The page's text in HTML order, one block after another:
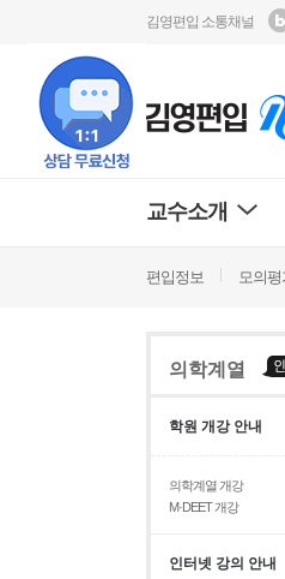
김영편입 소통채널
교수소개
편입정보 모의평
의학계열
학원 개강 안내
의학계열 개강
M·DEET 개강
인터넷 강의 안내